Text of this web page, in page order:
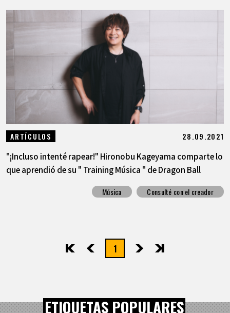
ARTÍCULOS 28.09.2021
"¡Incluso intenté rapear!" Hironobu Kageyama comparte lo
que aprendió de su " Training Música " de Dragon Ball
Música Consulté con el creador
先頭 前へ1 次へ最後
ETIQUETAS POPULARES